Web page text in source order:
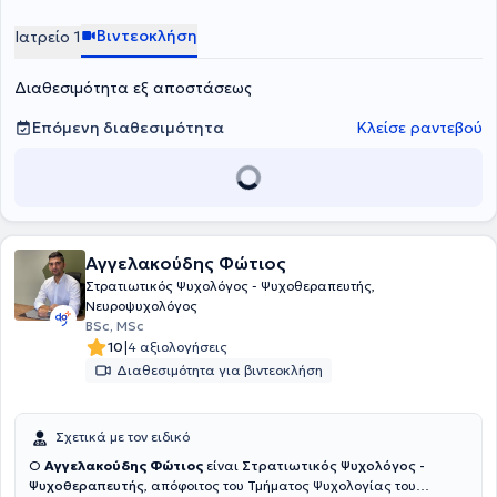
ατομικές ψυχοθεραπευτικές συνεδρίες ενηλίκων και εφήβων στο
πλαίσιο αιτημάτων που αφορούν σε άγχος, φοβίες, κρίσεις
διαχείριση πένθους και διαχείριση διαπροσωπικών δυσκολιών.
Ιατρείο 1 Βιντεοκλήση
Διαθεσιμότητα εξ αποστάσεως
Επόμενη διαθεσιμότητα
Κλείσε ραντεβού
Αγγελακούδης Φώτιος
Στρατιωτικός Ψυχολόγος - Ψυχοθεραπευτής,
Νευροψυχολόγος
BSc, MSc
10|4 αξιολογήσεις
Διαθεσιμότητα για βιντεοκλήση
Σχετικά με τον ειδικό
Ο Αγγελακούδης Φώτιος είναι Στρατιωτικός Ψυχολόγος -
Ψυχοθεραπευτής, απόφοιτος του Τμήματος Ψυχολογίας του